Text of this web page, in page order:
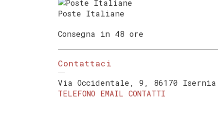
Poste Italiane
Consegna in 48 ore
Contattaci
Via Occidentale, 9, 86170
TELEFONO EMAIL CONTATTI